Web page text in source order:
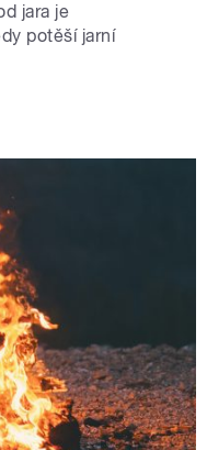
jara je
potěší jarní